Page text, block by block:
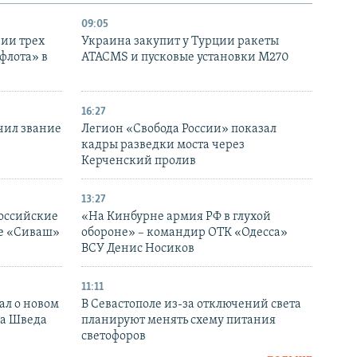
трех
в
09:05
Украина закупит у Турции ракеты
ATACMS и пусковые установки M270
звание
16:27
Легион «Свобода России» показал
кадры разведки моста через
Керченский пролив
«Сиваш»
13:27
«На Кинбурне армия РФ в глухой
обороне» – командир ОТК «Одесса»
ВСУ Денис Носиков
о новом
Шведа
11:11
В Севастополе из-за отключений света
планируют менять схему питания
светофоров